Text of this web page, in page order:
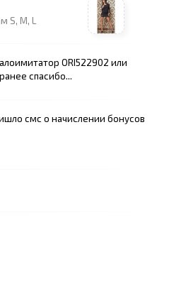
S, M, L
ORI522902 или
спасибо...
смс о начислении бонусов